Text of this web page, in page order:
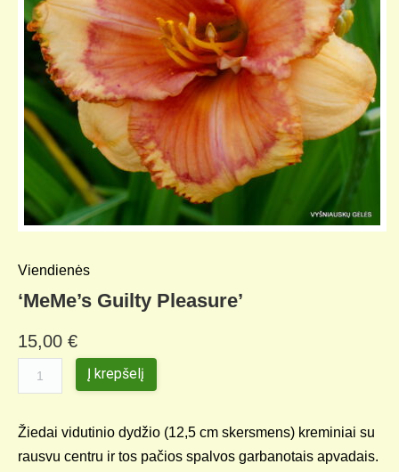
Viendienės
‘MeMe’s Guilty Pleasure’
15,00 €
Į krepšelį
Žiedai vidutinio dydžio (12,5 cm skersmens) kreminiai su
rausvu centru ir tos pačios spalvos garbanotais apvadais.